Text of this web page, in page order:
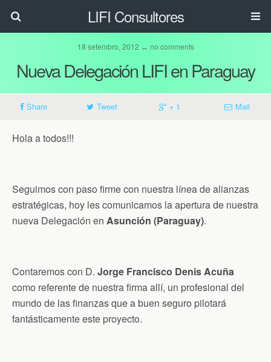
LIFI Consultores
18 setembro, 2012 ↔ no comments
Nueva Delegación LIFI en Paraguay
Share Tweet + 1 Mail
Hola a todos!!!
Seguimos con paso firme con nuestra línea de alianzas
estratégicas, hoy les comunicamos la apertura de nuestra
nueva Delegación en Asunción (Paraguay).
Contaremos con D. Jorge Francisco Denis Acuña
como referente de nuestra firma allí, un profesional del
mundo de las finanzas que a buen seguro pilotará
fantásticamente este proyecto.